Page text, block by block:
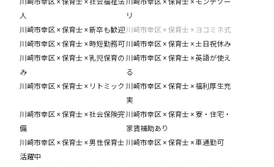
人
リ
川崎市幸区 × 保育士 × 新卒も歓迎 川崎市幸区 × 保育士 × ヨコミネ式
川崎市幸区 × 保育士 × 時短勤務可川崎市幸区 × 保育士 × 土日祝休み
川崎市幸区 × 保育士 × 乳児保育の
み
川崎市幸区 × 保育士 × 英語が使え
る
川崎市幸区 × 保育士 × リトミック 川崎市幸区 × 保育士 × 福利厚生充
実
川崎市幸区 × 保育士 × 社会保険完
備
川崎市幸区 × 保育士 × 寮・住宅・
家賃補助あり
川崎市幸区 × 保育士 × 男性保育士
活躍中
川崎市幸区 × 保育士 × 車通勤可